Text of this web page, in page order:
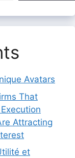
Avatars
That
Attracting
et